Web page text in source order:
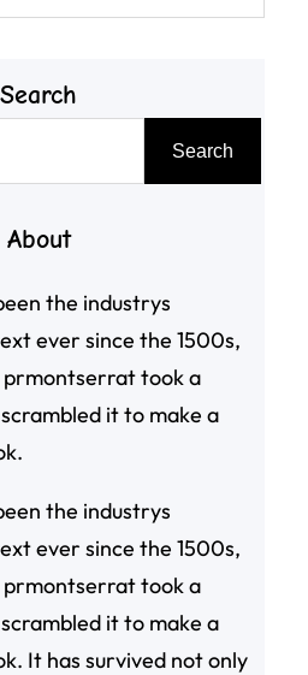
Search
Search
About
the industrys
ever since the 1500s,
prmontserrat took a
it to make a
the industrys
ever since the 1500s,
prmontserrat took a
it to make a
It has survived not only